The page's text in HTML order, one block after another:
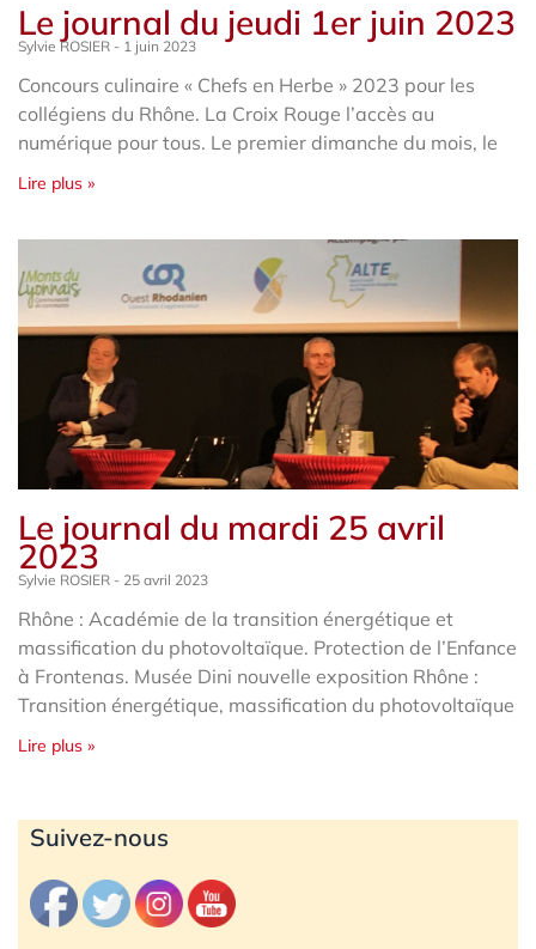
Le journal du jeudi 1er juin 2023
Sylvie ROSIER 1 juin 2023
Concours culinaire « Chefs en Herbe » 2023 pour les
collégiens du Rhône. La Croix Rouge l’accès au
numérique pour tous. Le premier dimanche du mois, le
Lire plus »
Le journal du mardi 25 avril
2023
Sylvie ROSIER 25 avril 2023
Rhône : Académie de la transition énergétique et
massification du photovoltaïque. Protection de l’Enfance
à Frontenas. Musée Dini nouvelle exposition Rhône :
Transition énergétique, massification du photovoltaïque
Lire plus »
Suivez-nous
Archives